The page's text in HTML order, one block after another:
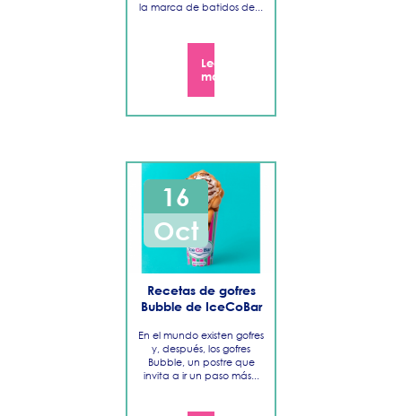
la marca de batidos de...
Leer
más
16
Oct
Recetas de gofres
Bubble de IceCoBar
En el mundo existen gofres
y, después, los gofres
Bubble, un postre que
invita a ir un paso más...